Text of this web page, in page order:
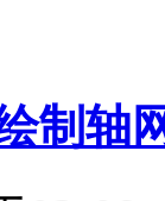
制轴